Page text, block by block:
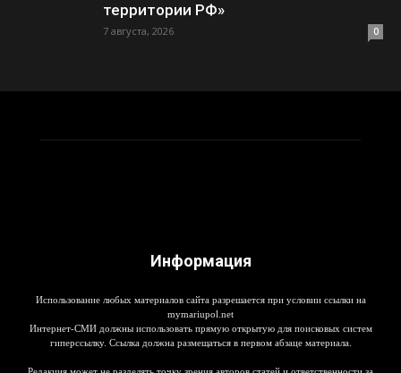
территории РФ»
7 августа, 2026 0
Информация
Использование любых материалов сайта разрешается при условии ссылки на
mymariupol.net
Интернет-СМИ должны использовать прямую открытую для поисковых систем
гиперссылку. Ссылка должна размещаться в первом абзаце материала.